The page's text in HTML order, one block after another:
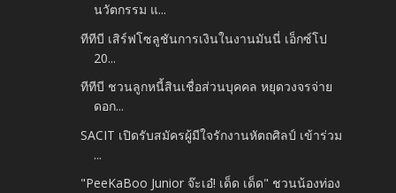
นวัตกรรม แ...
ทีทีบี เสิร์ฟโซลูชันการเงินในงานมันนี่ เอ็กซ์โป
20...
ทีทีบี ชวนลูกหนี้สินเชื่อส่วนบุคคล หยุดวงจรจ่าย
ดอก...
SACIT เปิดรับสมัครผู้มีใจรักงานหัตถศิลป์ เข้าร่วม
...
"PeeKaBoo Junior จ๊ะเอ๋! เด็ด เด็ด" ชวนน้องท่อง